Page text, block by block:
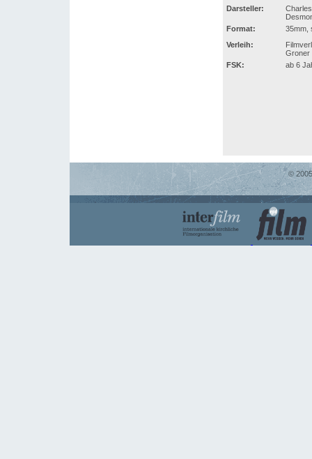
Darsteller:
Format:
35mm,
Verleih:
Groner
FSK:
ab 6
©